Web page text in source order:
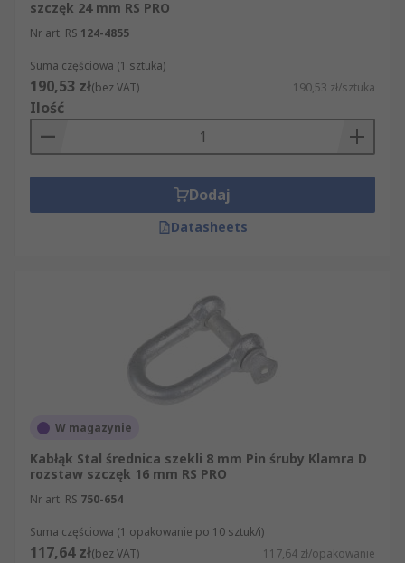
szczęk 24 mm RS PRO
Nr art. RS 124-4855
Suma częściowa (1 sztuka)
190,53 zł(bez VAT) 190,53 zł/sztuka
Ilość
Dodaj
Datasheets
W magazynie
Kabłąk Stal średnica szekli 8 mm Pin śruby Klamra D
rozstaw szczęk 16 mm RS PRO
Nr art. RS 750-654
Suma częściowa (1 opakowanie po 10 sztuk/i)
117,64 zł(bez VAT) 117,64 zł/opakowanie